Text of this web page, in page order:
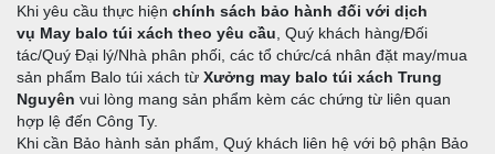
Khi yêu cầu thực hiện chính sách bảo hành đối với dịch
vụ May balo túi xách theo yêu cầu, Quý khách hàng/Đối
tác/Quý Đại lý/Nhà phân phối, các tổ chức/cá nhân đặt may/mua
sản phẩm Balo túi xách từ Xưởng may balo túi xách Trung
Nguyên vui lòng mang sản phẩm kèm các chứng từ liên quan
hợp lệ đến Công Ty.
Khi cần Bảo hành sản phẩm, Quý khách liên hệ với bộ phận Bảo